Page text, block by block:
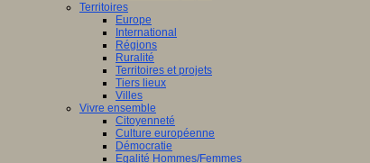
Territoires
Europe
International
Régions
Ruralité
Territoires et projets
Tiers lieux
Villes
Vivre ensemble
Citoyenneté
Culture européenne
Démocratie
Egalité Hommes/Femmes